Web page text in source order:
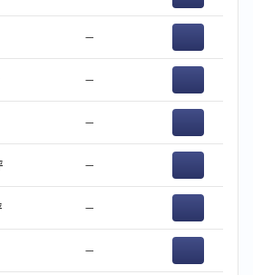
−
−
−
−
−
−